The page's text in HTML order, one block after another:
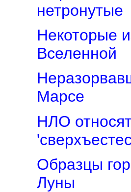
нетронутые
Некоторые
Вселенной
Марсе
НЛО
Образцы
Луны